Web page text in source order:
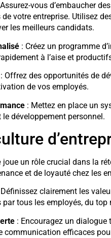
vous d’embaucher
votre entreprise. Utilisez
les meilleurs candidats.
: Créez un programme
à l’aise et
Offrez des opportunités de
de vos employés.
: Mettez en place un
développement personnel.
joue un rôle crucial dans la
et de loyauté chez les
clairement les
tous les employés, du
: Encouragez un dialogue
communication efficaces